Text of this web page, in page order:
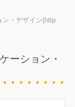
ン・デザイン(http
ーション・